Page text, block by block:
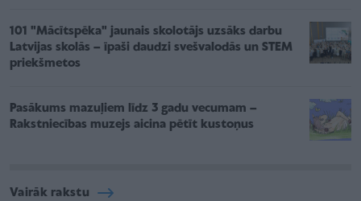
101 "Mācītspēka" jaunais skolotājs uzsāks darbu
Latvijas skolās – īpaši daudzi svešvalodās un STEM
priekšmetos
Pasākums mazuļiem līdz 3 gadu vecumam –
Rakstniecības muzejs aicina pētīt kustoņus
Vairāk rakstu